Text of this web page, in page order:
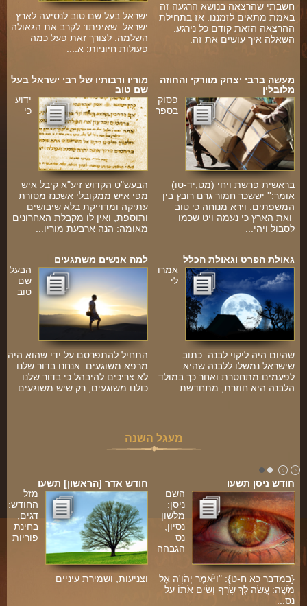
ישראל בעל שם טוב לנסיעה לארץ
ישראל. שאיפתו: לקרב את הגאולה
השלמה. לצורך זאת פעל כמה
פעולות חיוניות: א....
חשבתי שהרצאה בנושא הרגעה זה
באמת מתאים לזמננו. אז בתחילת
ההרצאה הזאת קודם כל נירגע.
השאלה איך עושים את זה.
מוריו ורבותיו של רבי ישראל בעל
שם טוב
ידוע
כי
הבעש"ט הקדוש זיע"א קיבל איש
מפי איש ממקובלי אשכנז מסורת
עתיקה ומדוייקת בלא שיבושים
ותוספת, ואין לו מקבלת האחרונים
מאומה: הנה ארבעת מוריו...
מעשה ברבי יצחק מוורקי והחוזה
מלובלין
פסוק
בספר
בראשית פרשת ויחי (מט,יד-טו)
אומר:'' יששכר חמור גרם רובץ בין
המשפתים. וירא מנוחה כי טוב
ואת הארץ כי נעמה ויט שכמו
לסבול ויהי...
למה אנשים משתגעים
הבעל
שם
טוב
התחיל להתפרסם על ידי שהוא היה
מרפא משוגעים. אנחנו בדור שלנו
לא צריכים להיבהל כי בדור שלנו
כולנו משוגעים, רק שיש משוגעים...
גאולת הפרט וגאולת הכלל
אמרו
לי
שהיום היה ליקוי לבנה. כתוב
שישראל נמשלו ללבנה שהיא
לפעמים מתחסרת ואחר כך במולד
הלבנה היא חוזרת, מתחדשת.
מעגל השנה
חודש אדר [הראשון] תשעו
מזל
החודש:
דגים,
בחינת
פוריות
וצניעות, ושמירת עיניים
חודש ניסן תשעו
השם
ניסן:
מלשון
נסיון,
נס
הגבהה
{במדבר כא ח-ט}: "וַיֹּאמֶר יְהֹוָ'ה אֶל
משֶׁה: עֲשֵׂה לְךָ שָׂרָף וְשִׂים אֹתוֹ עַל
נֵס...